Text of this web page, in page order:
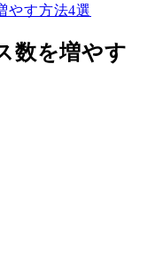
やす方法4選
数を増やす